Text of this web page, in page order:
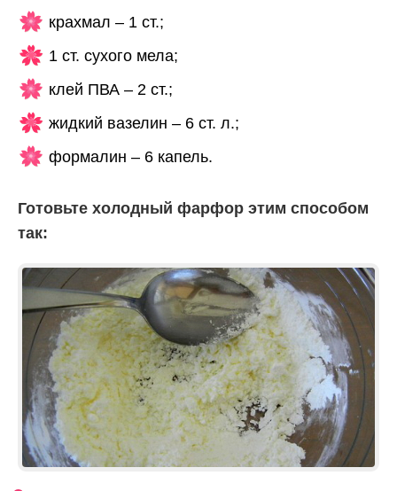
крахмал – 1 ст.;
1 ст. сухого мела;
клей ПВА – 2 ст.;
жидкий вазелин – 6 ст. л.;
формалин – 6 капель.
Готовьте холодный фарфор этим способом
так: